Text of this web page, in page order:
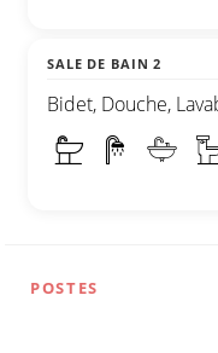
SALE DE BAIN 2
Bidet, Douche,
POSTES